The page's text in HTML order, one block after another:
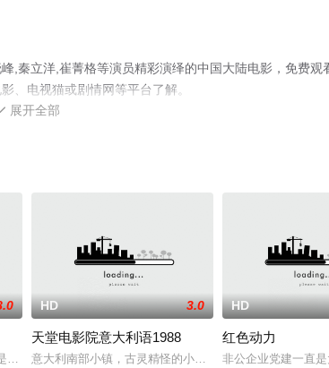
,秦立洋,崔菁格等演员精彩演绎的中国大陆电影，免费观
、电视猫或剧情网等平台了解。
展开全部
这样婴儿变成了孤儿，浪客当起了“奶爸”
一位令人畏惧的刑事法庭的法官。在一次审判中，蒂特·罗兰森
HD 3.0
天堂电影院意大利语1988
意大利南部小镇，古灵精怪的小男孩托托（萨瓦特利·卡
HD
红色动力
非公企业党建一直